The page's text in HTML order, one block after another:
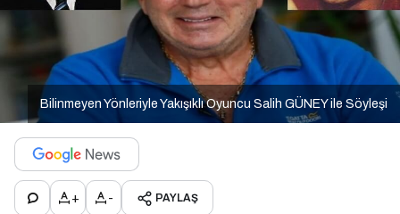
Bilinmeyen Yönleriyle Yakışıklı Oyuncu Salih GÜNEY ile Söyleşi
+ - PAYLAŞ